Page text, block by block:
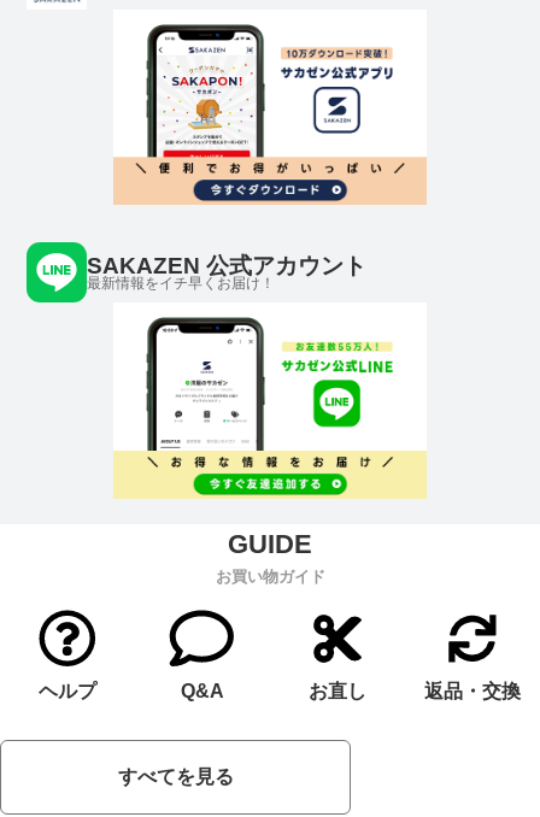
SAKAZEN 公式アカウント
最新情報をイチ早くお届け！
お買い物ガイド
ヘルプ Q&A お直し 返品・交換
すべてを見る